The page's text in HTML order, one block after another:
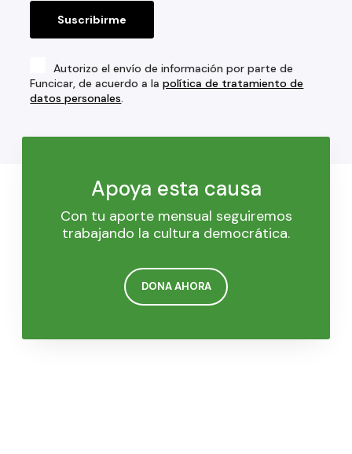
Autorizo el envío de información por parte de
Funcicar, de acuerdo a lapolítica de tratamiento de
datos personales.
Apoya esta causa
Con tu aporte mensual seguiremos
trabajando la cultura democrática.
DONA AHORA